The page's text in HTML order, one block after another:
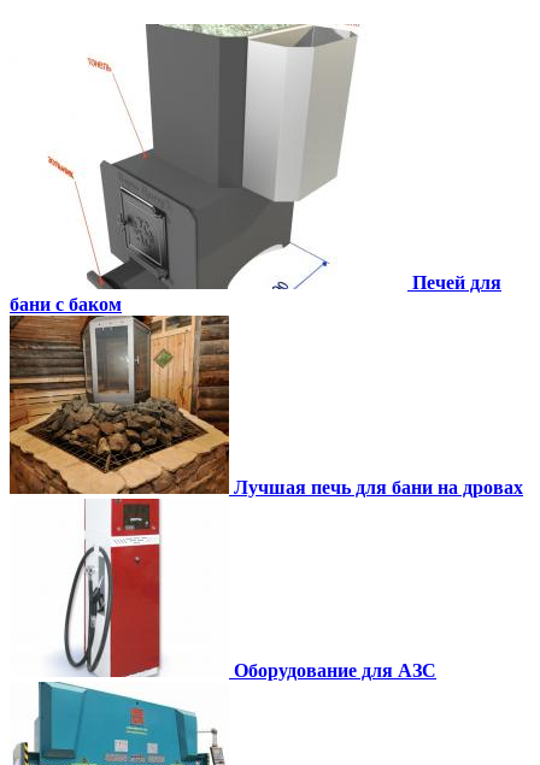
Печей для
бани с баком
Лучшая печь для бани на дровах
Оборудование для АЗС